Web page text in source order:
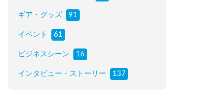
ギア・グッズ 91
イベント 61
ビジネスシーン 16
インタビュー・ストーリー 137